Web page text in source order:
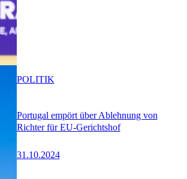
Portugal empört über Ablehnung von
Richter für EU-Gerichtshof
31.10.2024
POLITIK